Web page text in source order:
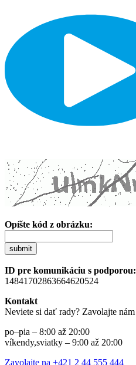
Opíšte kód z obrázku:
submit
ID pre komunikáciu s podporou:
14841702863664620524
Kontakt
Neviete si dať rady? Zavolajte nám
po–pia – 8:00 až 20:00
víkendy,sviatky – 9:00 až 20:00
Zavolajte na +421 2 44 555 444